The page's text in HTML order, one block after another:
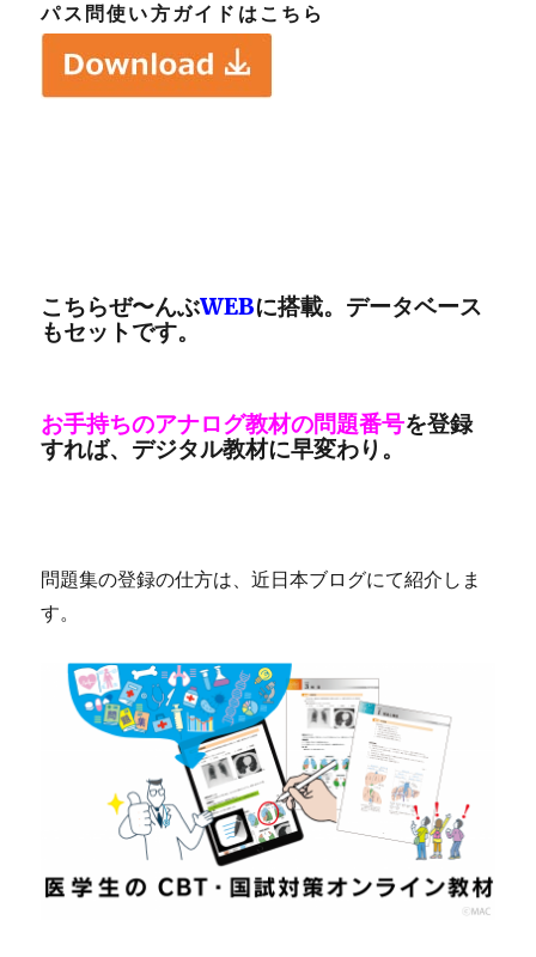
パス問使い方ガイドはこちら
こちらぜ〜んぶWEBに搭載。データベース
もセットです。
お手持ちのアナログ教材の問題番号を登録
すれば、デジタル教材に早変わり。
問題集の登録の仕方は、近日本ブログにて紹介しま
す。